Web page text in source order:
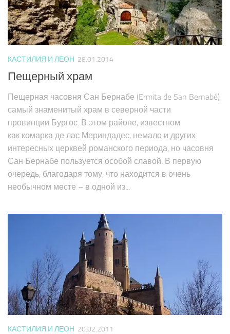
КАСТИЛИЯ И ЛЕОН 28.01.2014
Пещерный храм
Пещерная часовня Сан Бернабе (Ermita de San Bernabé)
самый знаменитый храм в северной части
провинции Бургос. В этом районе, известном
как комарка де лас Мериндадес, немало и других
интересных церквей романского периода, но часовня
Сан Бернабе пользуется особой славой. В первую
очередь, благодаря тому, что находится в очень
необычном месте – в одной из...
КАСТИЛИЯ И ЛЕОН 20.02.2011